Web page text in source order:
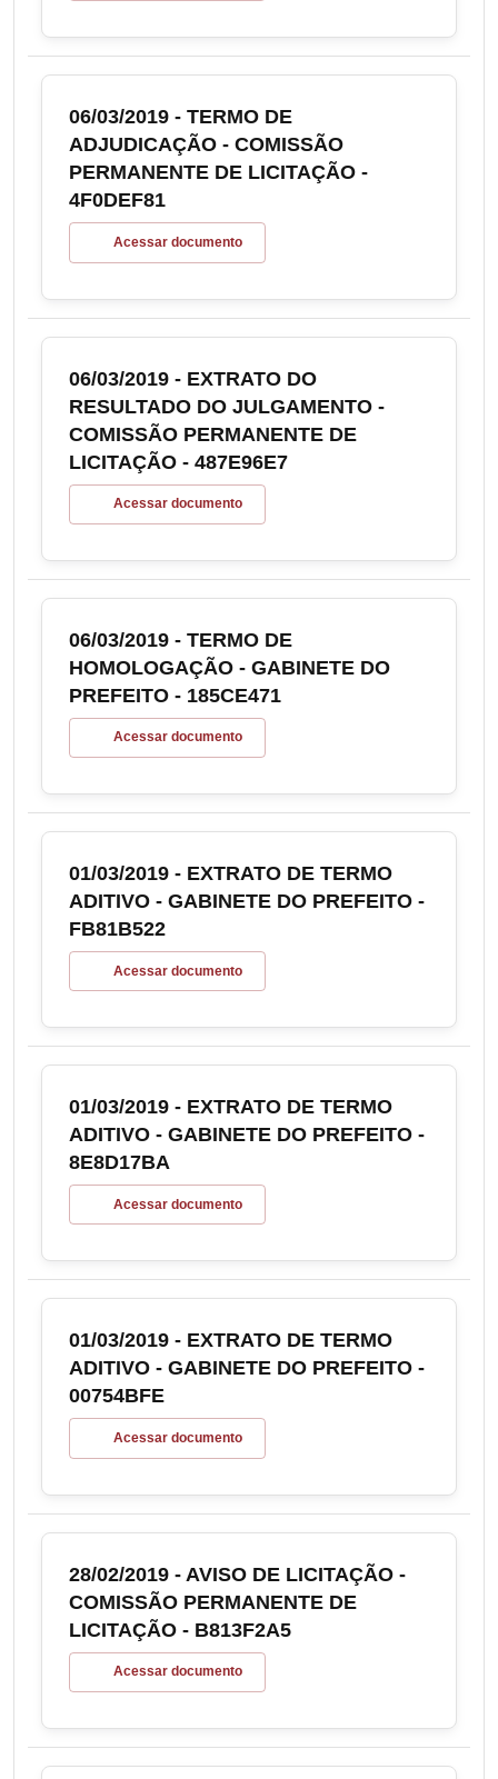
06/03/2019 - TERMO DE
ADJUDICAÇÃO - COMISSÃO
PERMANENTE DE LICITAÇÃO -
4F0DEF81
Acessar documento
06/03/2019 - EXTRATO DO
RESULTADO DO JULGAMENTO -
COMISSÃO PERMANENTE DE
LICITAÇÃO - 487E96E7
Acessar documento
06/03/2019 - TERMO DE
HOMOLOGAÇÃO - GABINETE DO
PREFEITO - 185CE471
Acessar documento
01/03/2019 - EXTRATO DE TERMO
ADITIVO - GABINETE DO PREFEITO -
FB81B522
Acessar documento
01/03/2019 - EXTRATO DE TERMO
ADITIVO - GABINETE DO PREFEITO -
8E8D17BA
Acessar documento
01/03/2019 - EXTRATO DE TERMO
ADITIVO - GABINETE DO PREFEITO -
00754BFE
Acessar documento
28/02/2019 - AVISO DE LICITAÇÃO -
COMISSÃO PERMANENTE DE
LICITAÇÃO - B813F2A5
Acessar documento